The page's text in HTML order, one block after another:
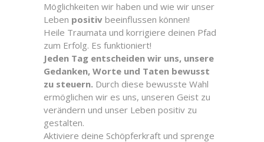
Möglichkeiten wir haben und wie wir unser
Leben positiv beeinflussen können!
Heile Traumata und korrigiere deinen Pfad
zum Erfolg. Es funktioniert!
Jeden Tag entscheiden wir uns, unsere
Gedanken, Worte und Taten bewusst
zu steuern. Durch diese bewusste Wahl
ermöglichen wir es uns, unseren Geist zu
verändern und unser Leben positiv zu
gestalten.
Aktiviere deine Schöpferkraft und sprenge